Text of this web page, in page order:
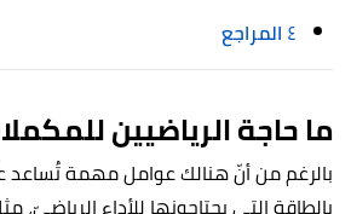
٤ المراجع
ما حاجة الرياضيين
بالرغم من أنّ هنالك عوامل مهمة تُساعد